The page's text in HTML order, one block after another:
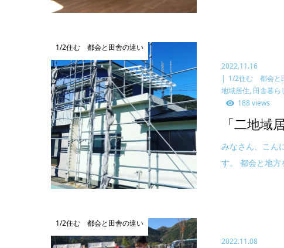
1/2住む 都会と田舎の違い
2022.11.16
1/2住む 都会と
地域居住, 田舎暮ら
188 views
「二地域
みなさん、こん
す。 都会と地
1/2住む 都会と田舎の違い
2022.11.08